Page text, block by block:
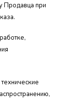
Продавца при